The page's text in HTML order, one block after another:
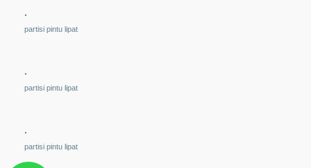
.
partisi pintu lipat
.
partisi pintu lipat
.
partisi pintu lipat